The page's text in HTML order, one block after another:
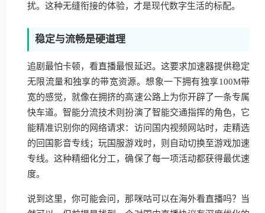
扰。这种无缝衔接的体验，才是现代数字生活的标配。
稳定与流畅是硬道理
追剧最怕卡顿，看直播最恨延迟。这要求加速器提供稳定
无限流量和独享的带宽资源。想象一下拥有独享100M带
宽的感觉，就像在拥挤的高速公路上为你开辟了一条专属
快车道。智能分流技术则扮演了智能交通指挥的角色，它
能精准识别你的网络请求：访问国内视频网站时，走精选
的回国影音专线；玩国服游戏时，则自动切换至游戏加速
专线。这种精细化分工，确保了每一项活动都获得最优速
度。
说到这里，你可能会问，那咪咕可以在海外看直播吗？当